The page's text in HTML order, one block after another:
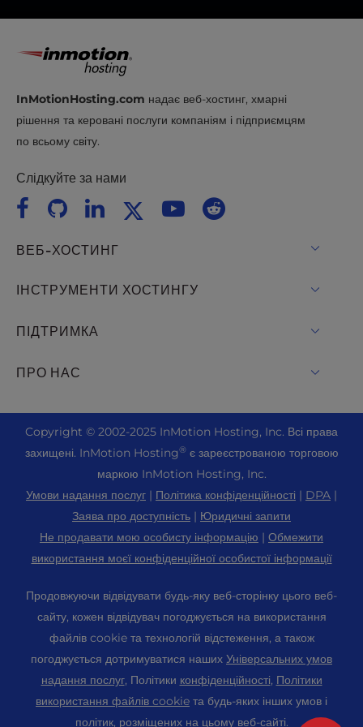
InMotionHosting.com надає веб-хостинг, хмарні
рішення та керовані послуги компаніям і підприємцям
по всьому світу.
Слідкуйте за нами
ВЕБ-ХОСТИНГ
Віртуальний хостинг
UltraStack ONE для WordPress
Хмарний VPS
Виділений хостинг серверів
Голі металеві сервери
Рішення для корпоративного хостингу
Хостинг серверів Minecraft
Хостинг для електронної комерції
ІНСТРУМЕНТИ ХОСТИНГУ
WordPress
Joomla Хостинг
cPanel Хостинг
Хостинг PHP
Magento Хостинг
PrestaShop Хостинг
Laravel Хостинг
Хостинг Ubuntu
Хостинг Linux
WordPress Конструктор веб-сайтів
Доменні імена
ПІДТРИМКА
Живий чат
+44 2045 763722
Центр підтримки
Підтримка громади
WordPress Навчальні посібники
Керований хостинг
Міграція веб-сайтів
Розташування центрів обробки даних
Центр обробки даних в Лос-Анджелесі
Центр обробки даних Ешберн
ПРО НАС
Зв'яжіться з нами
Про нас
Новини
Партнерська програма
Студентський веб-хостинг
Карта сайту
Налаштування доступності (ADA)
Copyright © 2002-2025 InMotion Hosting, Inc. Всі права
захищені. InMotion Hosting®є зареєстрованою торговою
маркою InMotion Hosting, Inc.
Умови надання послуг | Політика конфіденційності | DPA |
Заява про доступність | Юридичні запити
Не продавати мою особисту інформацію | Обмежити
використання моєї конфіденційної особистої інформації
Продовжуючи відвідувати будь-яку веб-сторінку цього веб-
сайту, кожен відвідувач погоджується на використання
файлів cookie та технологій відстеження, а також
погоджується дотримуватися наших Універсальних умов
надання послуг, Політики конфіденційності, Політики
використання файлів cookie та будь-яких інших умов і
політик, розміщених на цьому веб-сайті.